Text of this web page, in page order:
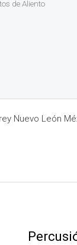
de Aliento
Nuevo León